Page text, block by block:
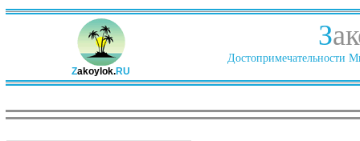
Zakoylok.RU
З
Достопримечательности